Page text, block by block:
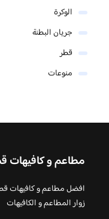
الوكرة
جريان البطنة
قطر
منوعات
مطاعم و كافيهات
افضل مطاعم و كافيهات
زوار المطاعم و الكافيهات